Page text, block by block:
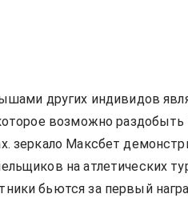
других индивидов
возможно
зеркало Максбет
на атлетических
бьются за первый